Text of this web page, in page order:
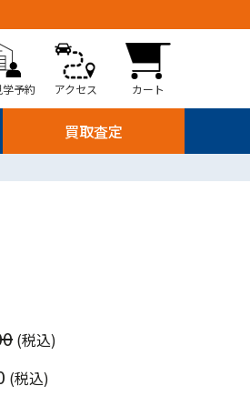
予約 アクセス カート
買取査定
(税込)
(税込)